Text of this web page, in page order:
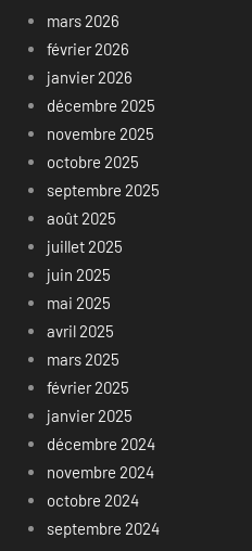
mars 2026
février 2026
janvier 2026
décembre 2025
novembre 2025
octobre 2025
septembre 2025
août 2025
juillet 2025
juin 2025
mai 2025
avril 2025
mars 2025
février 2025
janvier 2025
décembre 2024
novembre 2024
octobre 2024
septembre 2024